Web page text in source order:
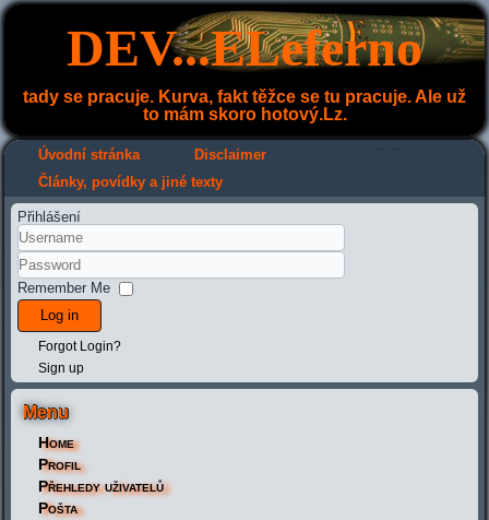
DEV...ELeferno
tady se pracuje. Kurva, fakt těžce se tu pracuje. Ale už
to mám skoro hotový.Lz.
Úvodní stránka Disclaimer
Články, povídky a jiné texty
Přihlášení
Remember Me
Log in
Forgot Login?
Sign up
Menu
Home
Profil
Přehledy uživatelů
Pošta